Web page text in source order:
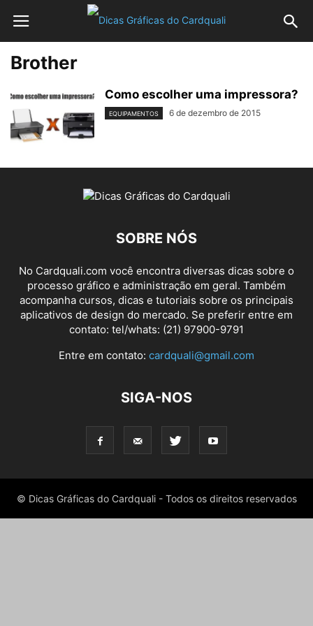
Brother
Como escolher uma impressora?
EQUIPAMENTOS 6 de dezembro de 2015
SOBRE NÓS
No Cardquali.com você encontra diversas dicas sobre o
processo gráfico e administração em geral. Também
acompanha cursos, dicas e tutoriais sobre os principais
aplicativos de design do mercado. Se preferir entre em
contato: tel/whats: (21) 97900-9791
Entre em contato: cardquali@gmail.com
SIGA-NOS
© Dicas Gráficas do Cardquali - Todos os direitos reservados